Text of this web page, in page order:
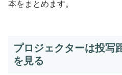
本をまとめます。
プロジェクターは投写
を見る